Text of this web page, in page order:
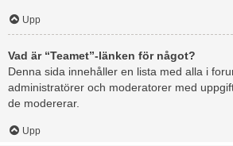
Upp
Vad är “Teamet”-länken för något?
Denna sida innehåller en lista med alla i
administratörer och moderatorer med
de modererar.
Upp